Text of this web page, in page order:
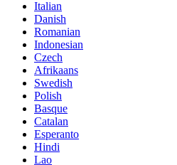
Italian
Danish
Romanian
Indonesian
Czech
Afrikaans
Swedish
Polish
Basque
Catalan
Esperanto
Hindi
Lao